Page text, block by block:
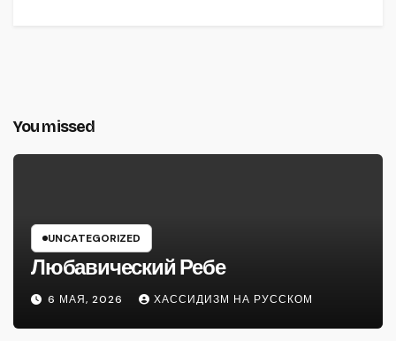
You missed
UNCATEGORIZED
Любавический Ребе
6 МАЯ, 2026 ХАССИДИЗМ НА РУССКОМ